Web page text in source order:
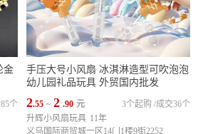
金
个
手压大号小风扇 冰淇淋造型可吹泡泡
幼儿园礼品玩具 外贸国内批发
2.55 ~ 2 .90 元 成交36个
3个起购 /
升辉小风扇玩具 11年
义乌国际商贸城一区14门1楼9街2252